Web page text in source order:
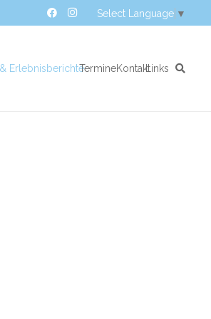
Select Language ▼
ErlebnisberichteTermineKontaktLinks